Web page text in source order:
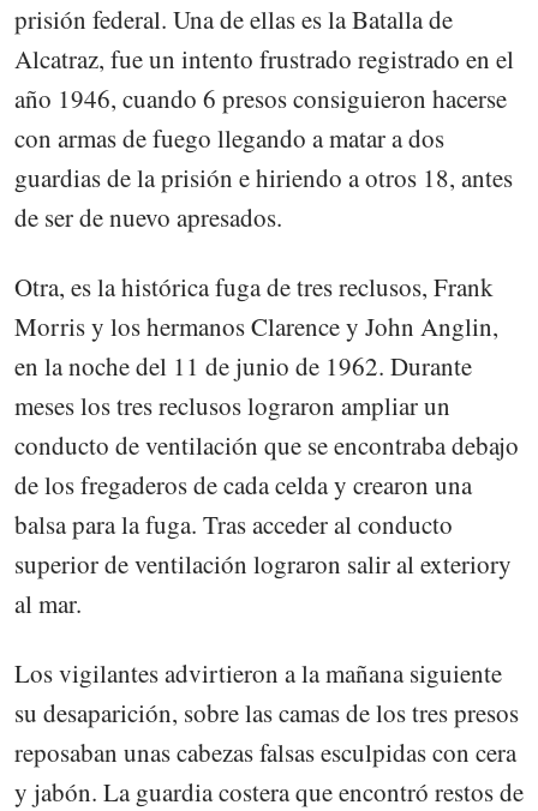
prisión federal. Una de ellas es la Batalla de
Alcatraz, fue un intento frustrado registrado en el
año 1946, cuando 6 presos consiguieron hacerse
con armas de fuego llegando a matar a dos
guardias de la prisión e hiriendo a otros 18, antes
de ser de nuevo apresados.
Otra, es la histórica fuga de tres reclusos, Frank
Morris y los hermanos Clarence y John Anglin,
en la noche del 11 de junio de 1962. Durante
meses los tres reclusos lograron ampliar un
conducto de ventilación que se encontraba debajo
de los fregaderos de cada celda y crearon una
balsa para la fuga. Tras acceder al conducto
superior de ventilación lograron salir al exteriory
al mar.
Los vigilantes advirtieron a la mañana siguiente
su desaparición, sobre las camas de los tres presos
reposaban unas cabezas falsas esculpidas con cera
y jabón. La guardia costera que encontró restos de